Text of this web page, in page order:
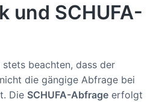
und SCHUFA-
beachten, dass der
die gängige Abfrage bei
Die SCHUFA-Abfrageerfolgt